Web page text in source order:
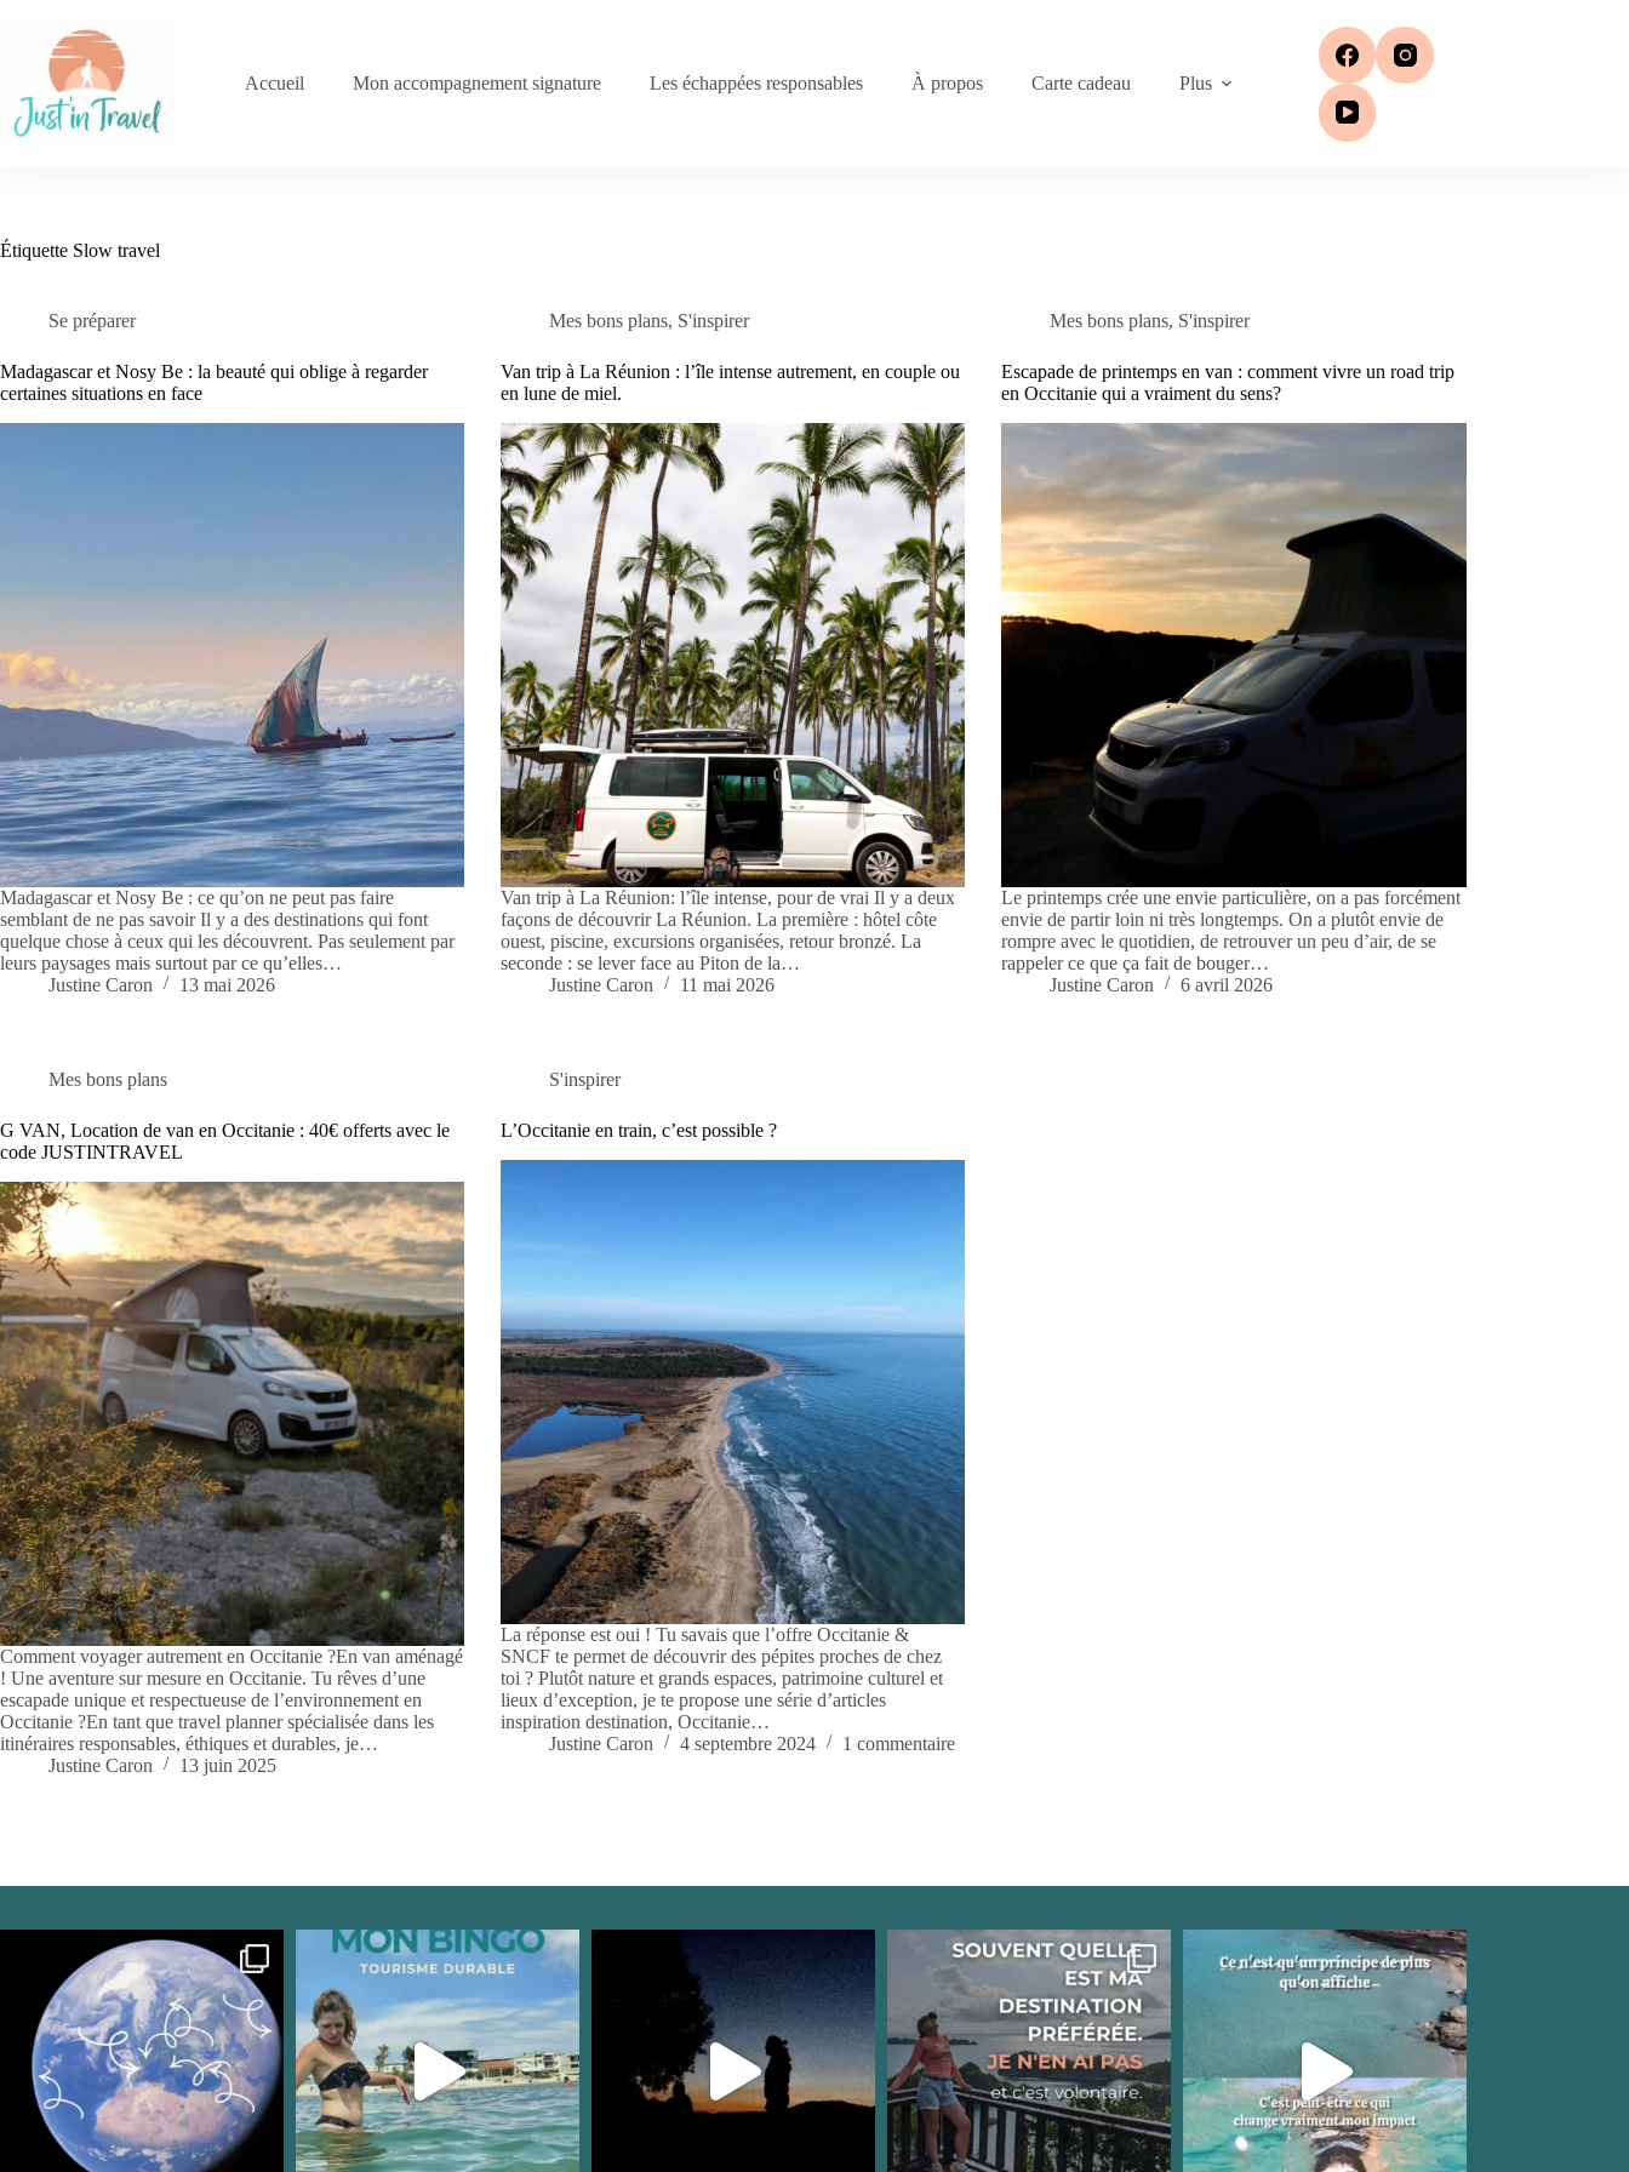
contenu
Accueil
Mon accompagnement signature Les échappées responsables À propos Carte cadeau Plus
Étiquette Slow travel
Se préparer
Madagascar et Nosy Be : la beauté qui oblige à regarder
certaines situations en face
Madagascar et Nosy Be : ce qu’on ne peut pas faire
semblant de ne pas savoir Il y a des destinations qui font
quelque chose à ceux qui les découvrent. Pas seulement par
leurs paysages mais surtout par ce qu’elles…
Justine Caron
13 mai 2026
Mes bons plans, S'inspirer
Van trip à La Réunion : l’île intense autrement, en couple ou
en lune de miel.
Van trip à La Réunion: l’île intense, pour de vrai Il y a deux
façons de découvrir La Réunion. La première : hôtel côte
ouest, piscine, excursions organisées, retour bronzé. La
seconde : se lever face au Piton de la…
Justine Caron
11 mai 2026
Mes bons plans, S'inspirer
Escapade de printemps en van : comment vivre un road trip
en Occitanie qui a vraiment du sens?
Le printemps crée une envie particulière, on a pas forcément
envie de partir loin ni très longtemps. On a plutôt envie de
rompre avec le quotidien, de retrouver un peu d’air, de se
rappeler ce que ça fait de bouger…
Justine Caron
6 avril 2026
Mes bons plans
G VAN, Location de van en Occitanie : 40€ offerts avec le
code JUSTINTRAVEL
Comment voyager autrement en Occitanie ?En van aménagé
! Une aventure sur mesure en Occitanie. Tu rêves d’une
escapade unique et respectueuse de l’environnement en
Occitanie ?En tant que travel planner spécialisée dans les
itinéraires responsables, éthiques et durables, je…
Justine Caron
13 juin 2025
S'inspirer
L’Occitanie en train, c’est possible ?
La réponse est oui ! Tu savais que l’offre Occitanie &
SNCF te permet de découvrir des pépites proches de chez
toi ? Plutôt nature et grands espaces, patrimoine culturel et
lieux d’exception, je te propose une série d’articles
inspiration destination, Occitanie…
Justine Caron
4 septembre 2024 1 commentaire